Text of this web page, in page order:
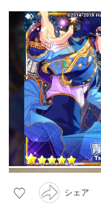
シェア